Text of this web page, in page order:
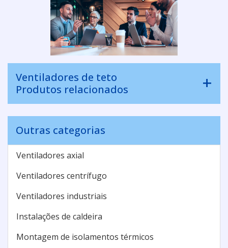
Ventiladores de teto
Produtos relacionados
Outras categorias
Ventiladores axial
Ventiladores centrífugo
Ventiladores industriais
Instalações de caldeira
Montagem de isolamentos térmicos